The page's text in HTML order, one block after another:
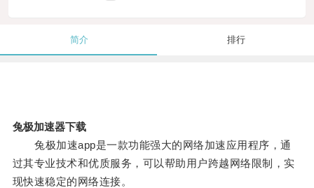
简介 排行
兔极加速器下载
兔极加速app是一款功能强大的网络加速应用程序，通
过其专业技术和优质服务，可以帮助用户跨越网络限制，实
现快速稳定的网络连接。